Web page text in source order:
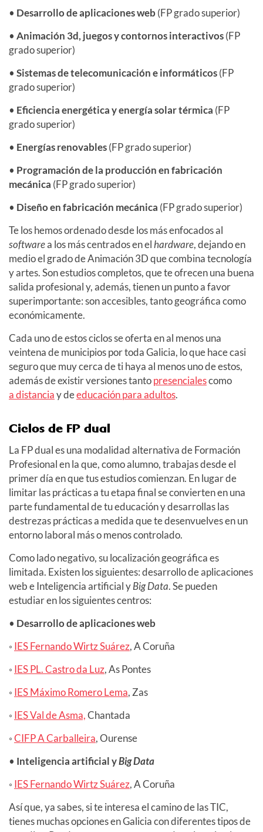
• Desarrollo de aplicaciones web(FP grado superior)
• Animación 3d, juegos y contornos interactivos(FP
grado superior)
• Sistemas de telecomunicación e informáticos(FP
grado superior)
• Eficiencia energética y energía solar térmica (FP
grado superior)
• Energías renovables(FP grado superior)
• Programación de la producción en fabricación
mecánica (FP grado superior)
• Diseño en fabricación mecánica (FP grado superior)
Te los hemos ordenado desde los más enfocados al
softwarea los más centrados en elhardware, dejando en
medio el grado de Animación 3D que combina tecnología
y artes. Son estudios completos, que te ofrecen una buena
salida profesional y, además, tienen un punto a favor
superimportante: son accesibles, tanto geográfica como
económicamente.
Cada uno de estos ciclos se oferta en al menos una
veintena de municipios por toda Galicia, lo que hace casi
seguro que muy cerca de ti haya al menos uno de estos,
además de existir versiones tantopresencialescomo
a distanciay deeducación para adultos.
Ciclos de FP dual
La FP dual es una modalidad alternativa de Formación
Profesional en la que, como alumno, trabajas desde el
primer día en que tus estudios comienzan. En lugar de
limitar las prácticas a tu etapa final se convierten en una
parte fundamental de tu educación y desarrollas las
destrezas prácticas a medida que te desenvuelves en un
entorno laboral más o menos controlado.
Como lado negativo, su localización geográfica es
limitada. Existen los siguientes: desarrollo de aplicaciones
web e Inteligencia artificial yBig Data. Se pueden
estudiar en los siguientes centros:
• Desarrollo de aplicaciones web
◦ IES Fernando Wirtz Suárez, A Coruña
◦ IES PL. Castro da Luz, As Pontes
◦ IES Máximo Romero Lema, Zas
◦ IES Val de Asma,Chantada
◦CIFP A Carballeira, Ourense
• Inteligencia artificial yBig Data
◦ IES Fernando Wirtz Suárez, A Coruña
Así que, ya sabes, si te interesa el camino de las TIC,
tienes muchas opciones en Galicia con diferentes tipos de